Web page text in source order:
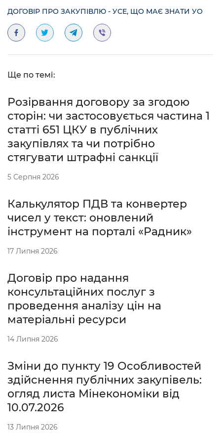
ДОГОВІР ПРО ЗАКУПІВЛЮ - УСЕ, ЩО МАЄ ЗНАТИ УО
Ще по темі:
Розірвання договору за згодою
сторін: чи застосовується частина 1
статті 651 ЦКУ в публічних
закупівлях та чи потрібно
стягувати штрафні санкції
5 Серпня 2026
Калькулятор ПДВ та конвертер
чисел у текст: оновлений
інструмент на порталі «Радник»
17 Липня 2026
Договір про надання
консультаційних послуг з
проведення аналізу цін на
матеріальні ресурси
14 Липня 2026
Зміни до пункту 19 Особливостей
здійснення публічних закупівель:
огляд листа Мінекономіки від
10.07.2026
13 Липня 2026